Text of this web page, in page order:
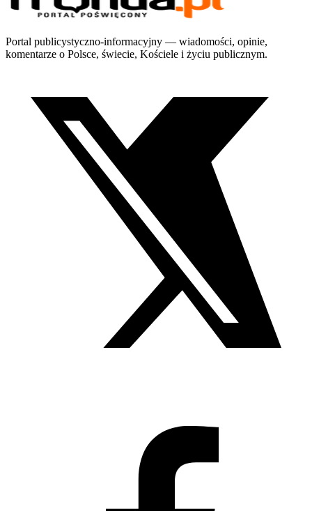
Portal publicystyczno-informacyjny — wiadomości, opinie,
komentarze o Polsce, świecie, Kościele i życiu publicznym.